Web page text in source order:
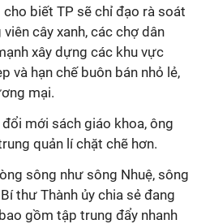
biết TP sẽ chỉ đạo rà soát
cây xanh, các chợ dân
xây dựng các khu vực
và hạn chế buôn bán nhỏ lẻ,
mại.
mới sách giáo khoa, ông
quản lí chặt chẽ hơn.
sông như sông Nhuệ, sông
thư Thành ủy chia sẻ đang
gồm tập trung đẩy nhanh